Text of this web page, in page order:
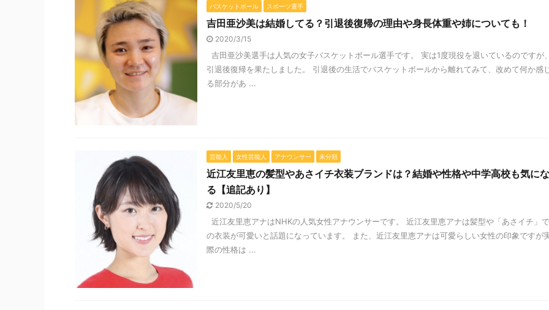
バスケットボール スポーツ選手
吉田亜沙美は結婚してる？引退後復帰の理由や身長体重や姉についても！
2020/3/15
吉田亜沙美選手は人気の女子バスケットボール選手です。 実は1度現役を退いているのですが
引退後復帰を果たしました。 引退後の生活でバスケットボールから離れてみて、改めて何か感
る部分があ ...
芸能人 女性芸能人 アナウンサー 未分類
近江友里恵の髪型やあさイチ衣装ブランドは？結婚や性格や中学高校も気にな
る【追記あり】
2020/5/20
近江友里恵アナはNHKの人気女性アナウンサーです。 近江友里恵アナは髪型や「あさイチ」で
の衣装が可愛いと話題になっています。 また、近江友里恵アナは可愛らしい女性の印象ですが
際の性格は ...